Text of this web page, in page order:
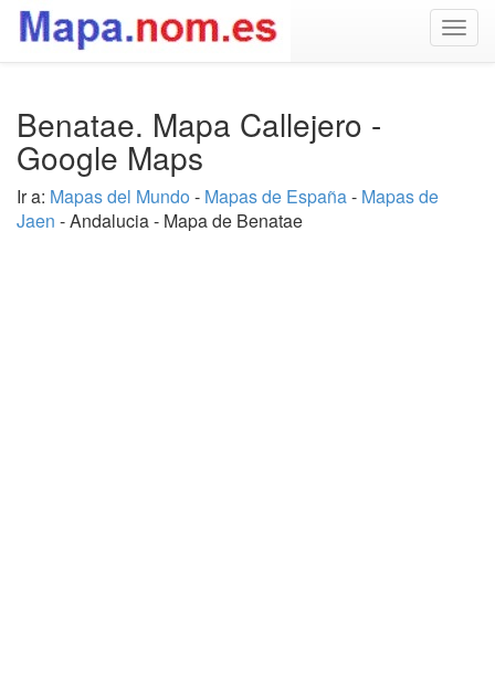
Benatae. Mapa Callejero -
Google Maps
Ir a: Mapas del Mundo - Mapas de España- Mapas de
Jaen - Andalucia - Mapa de Benatae